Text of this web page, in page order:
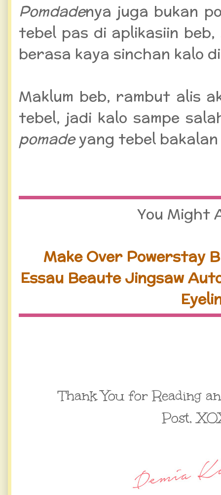
Pomdadenya juga bukan
tebel pas di aplikasiin
berasa kaya sinchan kalo
Maklum beb, rambut alis
tebel, jadi kalo sampe
pomadeyang tebel
You Might
Make Over Powerstay
Essau Beaute Jingsaw
Thank You for Reading
Post,